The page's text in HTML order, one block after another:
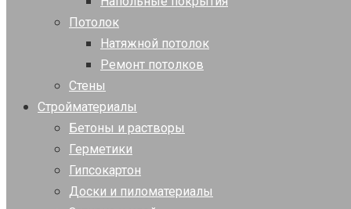
Потолок
Натяжной потолок
Ремонт потолков
Стены
Стройматериалы
Бетоны и растворы
Герметики
Гипсокартон
Доски и пиломатериалы